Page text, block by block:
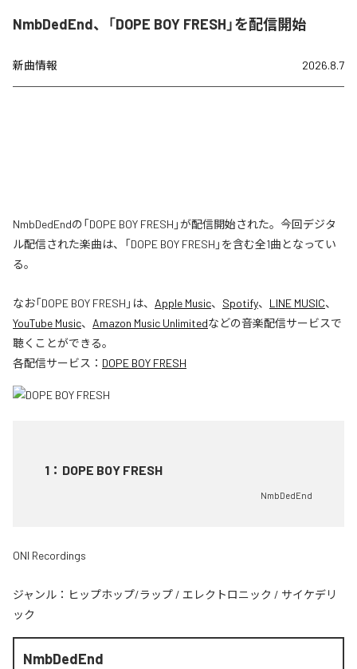
NmbDedEnd、「DOPE BOY FRESH」を配信開始
新曲情報 2026.8.7
NmbDedEndの「DOPE BOY FRESH」が配信開始された。今回デジタ
ル配信された楽曲は、「DOPE BOY FRESH」を含む全1曲となってい
る。
なお「DOPE BOY FRESH 」は、 Apple Music、 Spotify、 LINE MUSIC、
YouTube Music、 Amazon Music Unlimitedなどの音楽配信サービスで
聴くことができる。
各配信サービス： DOPE BOY FRESH
1 ： DOPE BOY FRESH
NmbDedEnd
ONI Recordings
ジャンル： ヒップホップ/ラップ / エレクトロニック / サイケデリ
ック
NmbDedEnd